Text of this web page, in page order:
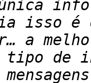
isso é
tipo de